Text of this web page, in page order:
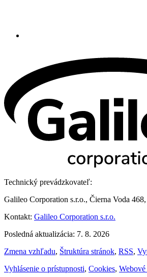
Technický prevádzkovateľ:
Galileo Corporation s.r.o., Čierna Voda
Kontakt: Galileo Corporation s.r.o.
Posledná aktualizácia: 7. 8. 2026
Zmena vzhľadu, Štruktúra stránok, RSS,
Vyhlásenie o prístupnosti, Cookies,